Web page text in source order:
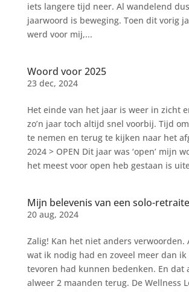
iets langere tijd neer. Al wandelend
jaarwoord is beweging. Toen dit vorig
werd voor mij,...
Woord voor 2025
23 dec, 2024
Het einde van het jaar is weer in zicht
zo’n jaar toch altijd snel voorbij. Tijd
te nemen en terug te kijken naar het
2024 > OPEN Dit jaar was ‘open’ mijn
het meest voor open heb gestaan is
Mijn belevenis van een solo-retraite
20 aug, 2024
Zalig! Kan het niet anders verwoorden.
wat ik nodig had en zoveel meer dan ik
tevoren had kunnen bedenken. En dat
alweer 2 maanden terug. De Wellness